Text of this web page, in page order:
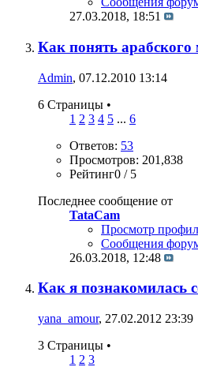
27.03.2018, 18:51
Как понять
Admin, 07.12.2010 13:14
6 Страницы •
1 2 3 4 5 ... 6
Ответов: 53
Просмотров: 201,838
Рейтинг0 / 5
Последнее сообщение от
TataCam
Просмотр
Сообщения
26.03.2018, 12:48
Как я познакомилась
yana_amour, 27.02.2012 23:39
3 Страницы •
1 2 3